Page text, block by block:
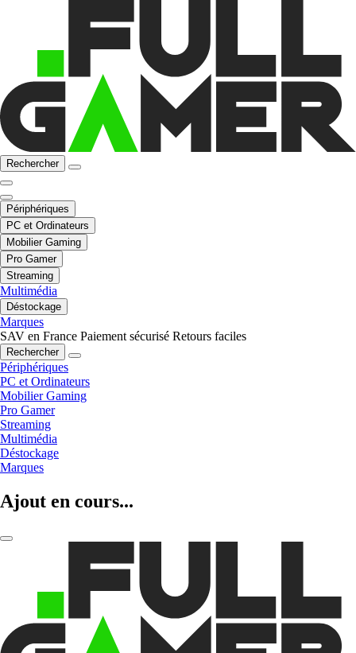
Rechercher
Périphériques
PC et Ordinateurs
Mobilier Gaming
Pro Gamer
Streaming
Multimédia
Déstockage
Marques
SAV en France Paiement sécurisé Retours faciles
Rechercher
Périphériques
PC et Ordinateurs
Mobilier Gaming
Pro Gamer
Streaming
Multimédia
Déstockage
Marques
Ajout en cours...